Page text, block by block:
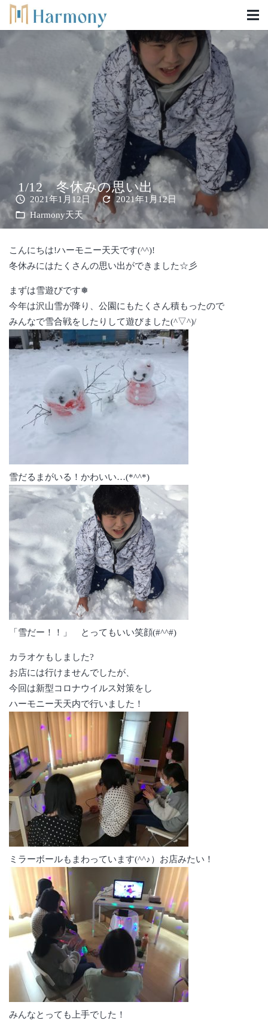
1/12 冬休みの思い出
schedule 2021年1月12日 refresh 2021年1月12日
folder_open Harmony天天
こんにちは!ハーモニー天天です(^^)!
冬休みにはたくさんの思い出ができました☆彡
まずは雪遊びです❅
今年は沢山雪が降り、公園にもたくさん積もったので
みんなで雪合戦をしたりして遊びました(^▽^)/
雪だるまがいる！かわいい…(*^^*)
「雪だー！！」 とってもいい笑顔(#^^#)
カラオケもしました?
お店には行けませんでしたが、
今回は新型コロナウイルス対策をし
ハーモニー天天内で行いました！
ミラーボールもまわっています(^^♪）お店みたい！
みんなとっても上手でした！